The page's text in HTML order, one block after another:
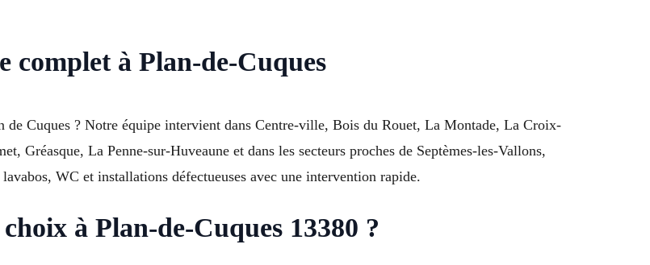
complet à Plan-de-Cuques
de Cuques ? Notre équipe intervient dans Centre-ville, Bois du Rouet, La Montade, La Croix-
Gréasque, La Penne-sur-Huveaune et dans les secteurs proches de Septèmes-les-Vallons,
WC et installations défectueuses avec une intervention rapide.
à Plan-de-Cuques 13380 ?